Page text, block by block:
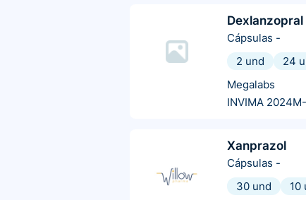
Dexlanzopral
Cápsulas -
2 und
24
Megalabs
INVIMA
Xanprazol
Cápsulas -
30 und
10